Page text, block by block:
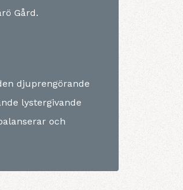
Gård.
djuprengörande
lystergivande
och